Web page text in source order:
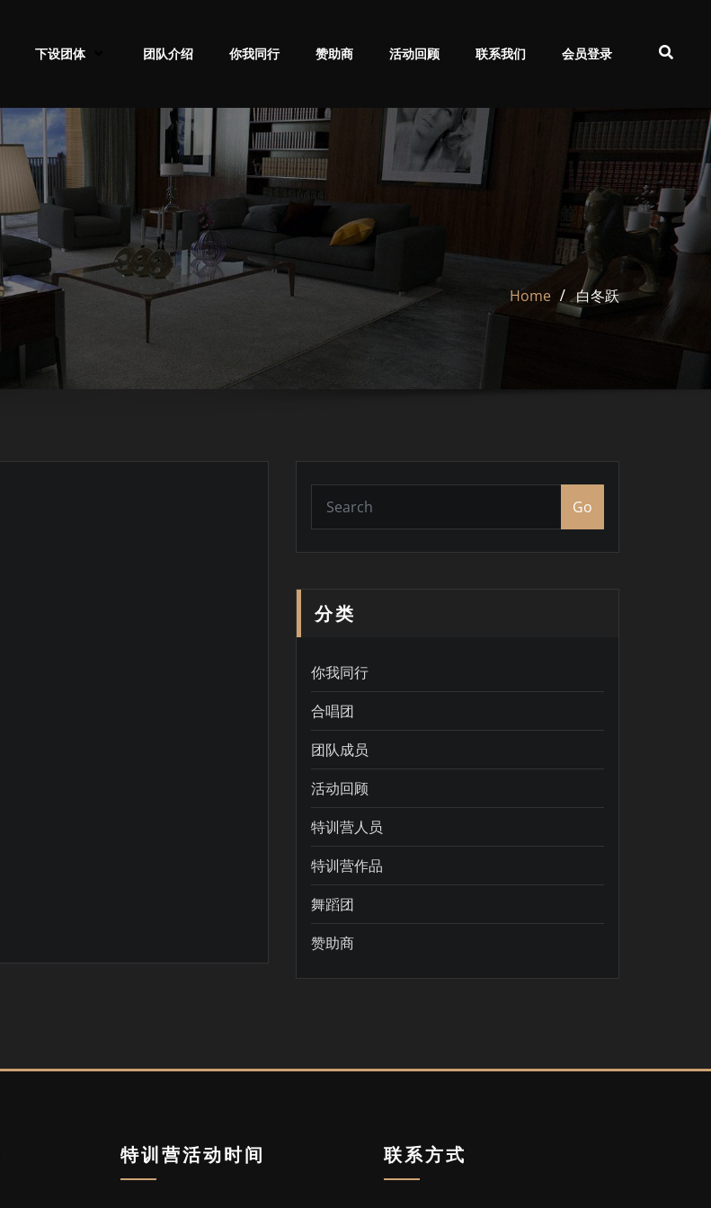
下设团体 团队介绍 你我同行 赞助商 活动回顾 联系我们 会员登录
Home 白冬跃
Go
分类
你我同行
合唱团
团队成员
活动回顾
特训营人员
特训营作品
舞蹈团
赞助商
特训营活动时间 联系方式